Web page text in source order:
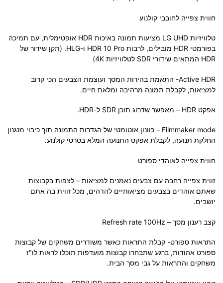
חווית צפייה לחובבי קולנוע
טלוויזיות LG UHD מציעות תמונה באיכות HDR אופטימלית, עם תמיכה
בפורמטי HDR מובילים, לרבות HDR 10 Pro ו-HLG. (תקן שידור של
HDR המתאים שידורי SDR לטלוויזיות 4K)
Active HDR- התאמת בהירות המסך ועוצמת הצבעים הכי קרוב
למציאות, לקבלת תמונה מרהיבה ומלאת חיים.
אפקט HDR – מאפשר שדרוג תוכן SDR ל-HDR.
Filmmaker mode – כוונון אוטומטי של הגדרות התמונה תוך כיבוי מנגנון
החלקת תנועה, לקבלת אפקט התנועה המלא בסרטי קולנוע.
חווית צפייה לאוהדי ספורט
זווית צפייה רחבה עם צבעים נאמנים למציאות – לצפות בקבוצות
שאתם אוהדים בצבעים מציאותיים להדהים, מכל זווית בה אתם
יושבים.
קצב רענון מסך – Refresh rate 100Hz
התראות ספורט- קבלת התראות כאשר משודרים משחקים של קבוצות
ספורט אהודות, ברגע שתבחרו קבוצות מועדפות תוכלו לראות לו"ז
משחקים והתראות על גבי מסך הבית.